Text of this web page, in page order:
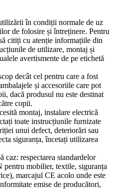
în condiții normale de uz
de folosire și întreținere. Pentru
citiți cu atenție informațiile din
de utilizare, montaj și
avertismente de pe etichetă
decât cel pentru care a fost
și accesoriile care pot
dacă produsul nu este destinat
copii.
montaj, instalare electrică
toate instrucțiunile furnizate
unui defect, deteriorări sau
siguranța, încetați utilizarea
caz: respectarea standardelor
pentru mobilier, textile, siguranța
marcajul CE acolo unde este
emise de producători,